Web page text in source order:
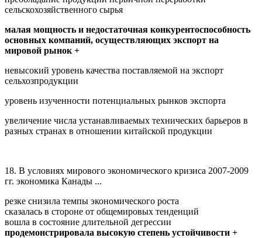
сельскохозяйственного сырья
малая мощность и недостаточная конкурентоспособность
основных компаний, осуществляющих экспорт на
мировой рынок +
невысокий уровень качества поставляемой на экспорт
сельхозпродукции
уровень изученности потенциальных рынков экспорта
увеличение числа устанавливаемых технических барьеров в
разных странах в отношении китайской продукции
18. В условиях мирового экономического кризиса 2007-2009
гг. экономика Канады ...
резке снизила темпы экономического роста
сказалась в стороне от общемировых тенденций
вошла в состояние длительной дегрессии
продемонстрировала высокую степень устойчивости +